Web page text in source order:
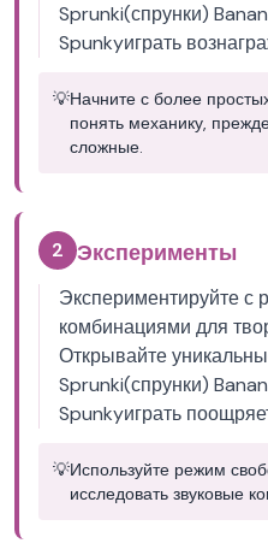
Sprunki(спрунки)
Spunkyиграть
💡Начните с более
понять механику,
сложные.
2 Эксперименты
Экспериментируйте с
комбинациями для
Открывайте
Sprunki(спрунки)
Spunkyиграть
💡Используйте режим
исследовать звуковые